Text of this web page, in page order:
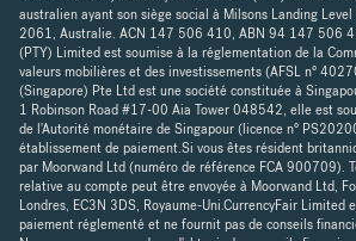
australien ayant son siège social à Milsons Landing
2061, Australie. ACN 147 506 410, ABN 94 147 506
(PTY) Limited est soumise à la réglementation de la
valeurs mobilières et des investissements (AFSL n°
(Singapore) Pte Ltd est une société constituée à
1 Robinson Road #17-00 Aia Tower 048542, elle est
de l'Autorité monétaire de Singapour (licence n°
établissement de paiement.Si vous êtes résident
par Moorwand Ltd (numéro de référence FCA 900709).
relative au compte peut être envoyée à Moorwand Ltd,
Londres, EC3N 3DS, Royaume-Uni.CurrencyFair Limited
paiement réglementé et ne fournit pas de conseils